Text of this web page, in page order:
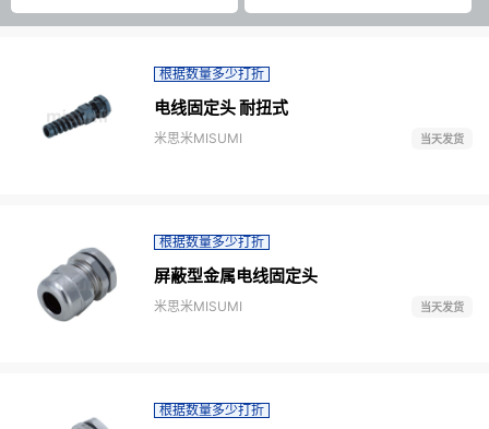
根据数量多少打折
电线固定头 耐扭式
米思米MISUMI 当天发货
根据数量多少打折
屏蔽型金属电线固定头
米思米MISUMI 当天发货
根据数量多少打折